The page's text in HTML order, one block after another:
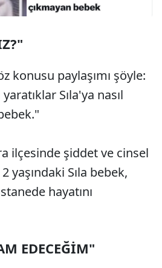
konusu paylaşımı şöyle:
Sıla'ya nasıl
ilçesinde şiddet ve cinsel
yaşındaki Sıla bebek,
hayatını
EDECEĞİM"